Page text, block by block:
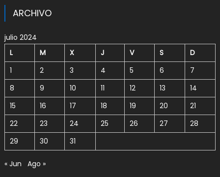
ARCHIVO
julio 2024
L
M X J V S
D
1
2 3 4 5 6
7
8
9 10 11 12 13
14
15
16 17 18 19 20
21
22
23 24 25 26 27
28
29
30 31
« Jun Ago »